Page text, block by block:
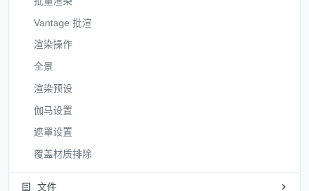
Vantage 批渲
渲染操作
全景
渲染预设
伽马设置
遮罩设置
覆盖材质排除
文件